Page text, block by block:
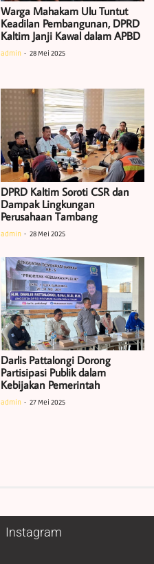
Warga Mahakam Ulu Tuntut
Keadilan Pembangunan, DPRD
Kaltim Janji Kawal dalam APBD
admin 28 Mei 2025
DPRD Kaltim Soroti CSR dan
Dampak Lingkungan
Perusahaan Tambang
admin 28 Mei 2025
Darlis Pattalongi Dorong
Partisipasi Publik dalam
Kebijakan Pemerintah
admin 27 Mei 2025
Instagram